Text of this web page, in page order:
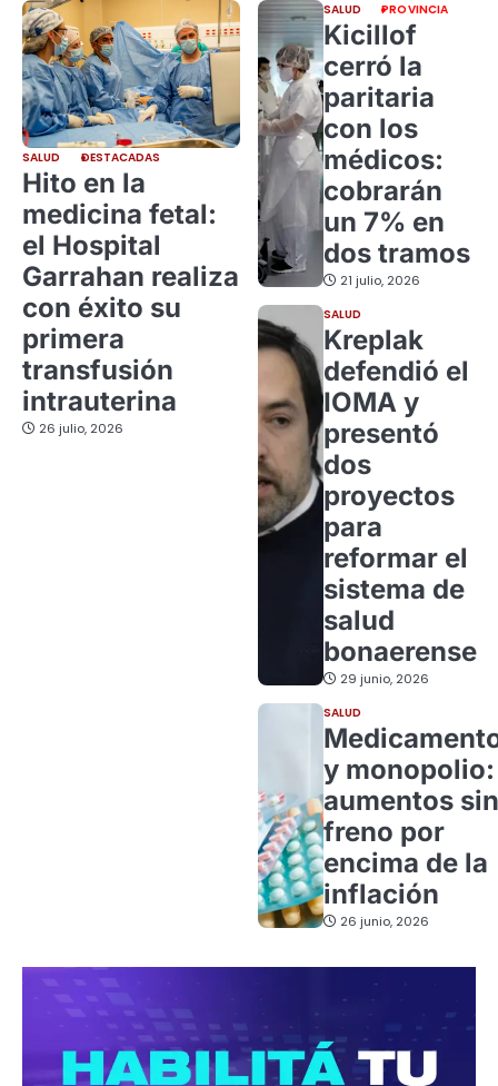
SALUD DESTACADAS
Hito en la
medicina fetal:
el Hospital
Garrahan realiza
con éxito su
primera
transfusión
intrauterina
26 julio, 2026
SALUD PROVINCIA
Kicillof
cerró la
paritaria
con los
médicos:
cobrarán
un 7% en
dos tramos
21 julio, 2026
SALUD
Kreplak
defendió el
IOMA y
presentó
dos
proyectos
para
reformar el
sistema de
salud
bonaerense
29 junio, 2026
SALUD
y monopolio:
aumentos sin
freno por
encima de la
inflación
26 junio, 2026